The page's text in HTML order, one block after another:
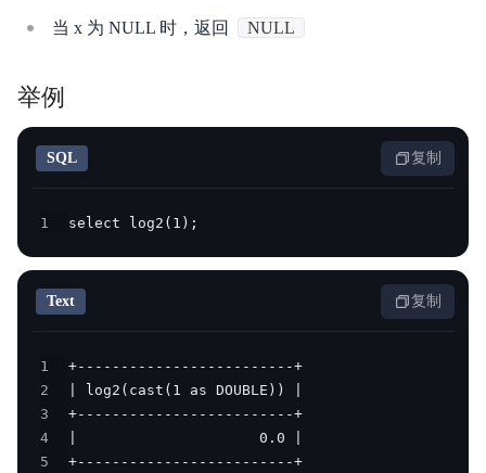
当 x 为 NULL 时，返回 NULL
举例
SQL 复制
1 select log2(1);
Text 复制
1
2
3
4
5
+-------------------------+